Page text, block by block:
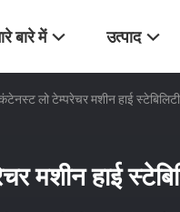
बारे में उत्पाद
कंटेनस्ट लो टेम्परेचर मशीन हाई
मशीन हाई